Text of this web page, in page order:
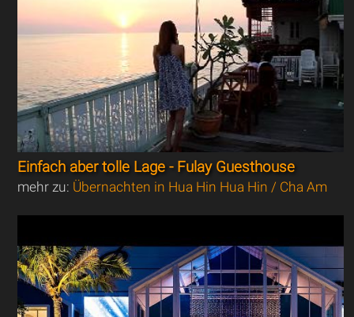
Einfach aber tolle Lage - Fulay Guesthouse
mehr zu: Übernachten in Hua Hin Hua Hin / Cha Am